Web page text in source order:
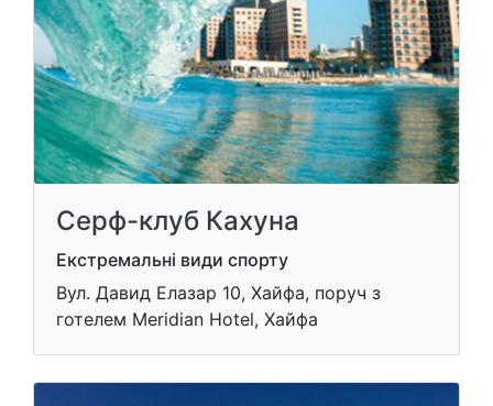
Серф-клуб Кахуна
Екстремальні види спорту
Вул. Давид Елазар 10, Хайфа, поруч з
готелем Meridian Hotel, Хайфа